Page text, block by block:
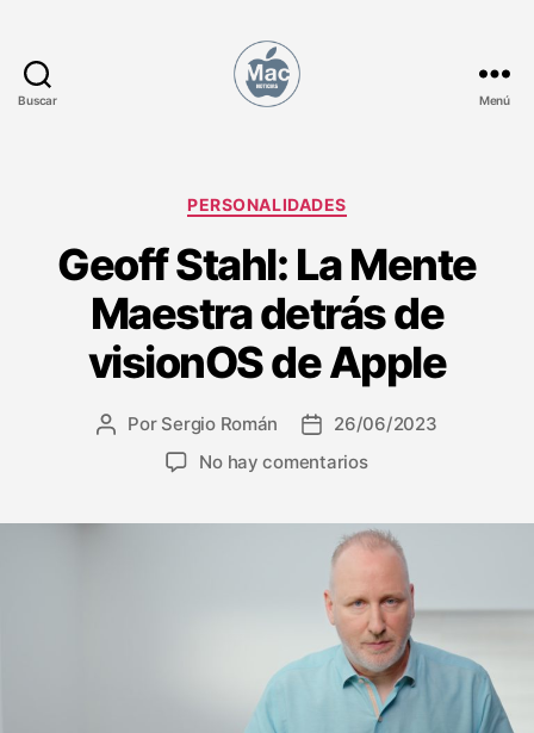
Buscar
N
o
t
i
c
i
a
s
Menú
C
t
e
g
o
r
s
PERSONALIDADES
Geoff Stahl: La Mente
Maestra detrás de
visionOS de Apple
A
r
Por Sergio Román
F
a
e
26/06/2023
No hay comentariose
e
f
f
S
t
a
h